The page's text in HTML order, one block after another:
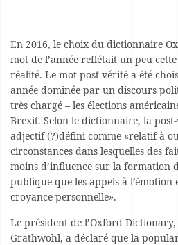
En 2016, le choix du dictionnaire
mot de l’année reflétait un peu
réalité. Le mot post-vérité a été
année dominée par un discours
très chargé – les élections
Brexit. Selon le dictionnaire, la
adjectif (?)défini comme «relatif à
circonstances dans lesquelles des
moins d’influence sur la formation
publique que les appels à l’émotion
croyance personnelle».
Le président de l’Oxford Dictionary,
Grathwohl, a déclaré que la